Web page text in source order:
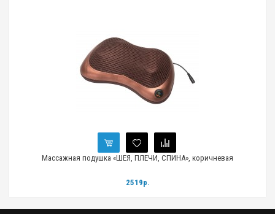
Массажная подушка «ШЕЯ, ПЛЕЧИ, СПИНА», коричневая
2519р.